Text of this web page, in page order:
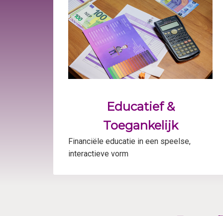
Educatief &
Toegankelijk
Financiële educatie in een speelse,
interactieve vorm